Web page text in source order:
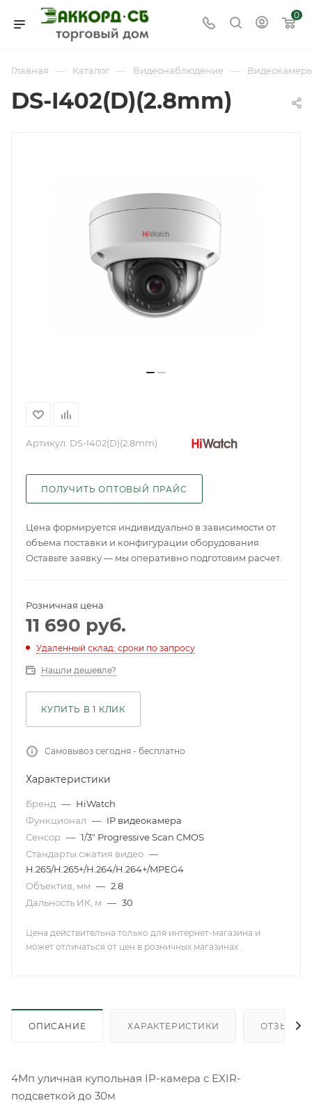
0
Главная — Каталог — Видеонаблюдение —
DS-I402(D)(2.8mm)
Артикул: DS-I402(D)(2.8mm)
ПОЛУЧИТЬ ОПТОВЫЙ ПРАЙС
Цена формируется индивидуально в зависимости от
объема поставки и конфигурации оборудования.
Оставьте заявку — мы оперативно подготовим расчет.
Розничная цена
11 690 руб.
Удаленный склад: сроки по запросу
Нашли дешевле?
КУПИТЬ В 1 КЛИК
Самовывоз сегодня - бесплатно
Характеристики
Бренд — HiWatch
Функционал — IP видеокамера
Сенсор — 1/3" Progressive Scan CMOS
Стандарты сжатия видео —
H.265/H.265+/H.264/H.264+/MPEG4
Объектив, мм — 2.8
Дальность ИК, м — 30
Цена действительна только для интернет-магазина и
может отличаться от цен в розничных магазинах .
ОПИСАНИЕ ХАРАКТЕРИСТИКИ ОТЗЫВЫ
4Мп уличная купольная IP-камера с EXIR-
подсветкой до 30м